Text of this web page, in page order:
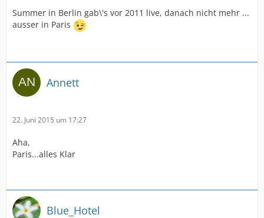
Summer in Berlin gab\'s vor 2011 live, danach nicht mehr ...
ausser in Paris
Annett
22. Juni 2015 um 17:27
Aha,
Paris...alles Klar
Blue_Hotel